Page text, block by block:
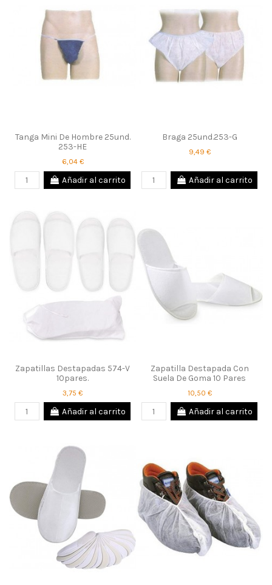
Tanga Mini De Hombre 25und.
253-HE
6,04 €
Añadir al carrito
Braga 25und.253-G
9,49 €
Añadir al carrito
Zapatillas Destapadas 574-V
10pares.
3,75 €
Añadir al carrito
Zapatilla Destapada Con
Suela De Goma 10 Pares
10,50 €
Añadir al carrito